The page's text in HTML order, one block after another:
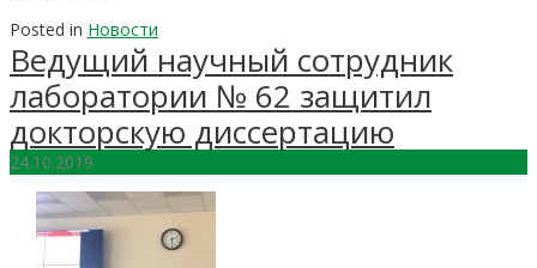
Posted in Новости
Ведущий научный сотрудник
лаборатории № 62 защитил
докторскую диссертацию
24.10.2019